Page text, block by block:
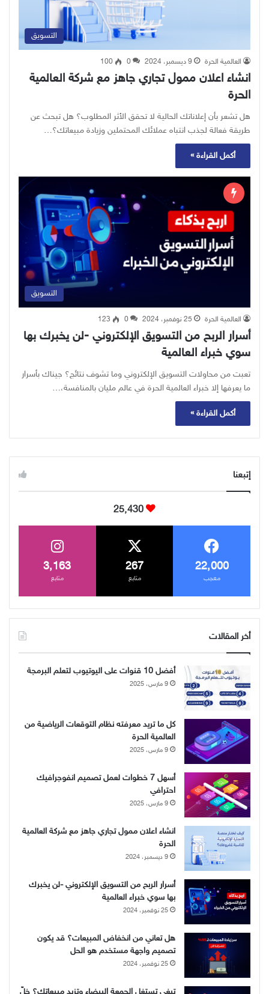
التسويق
العالمية الحرة 9 ديسمبر، 2024 0
100
انشاء اعلان ممول تجاري جاهز مع شركة العالمية
الحرة
هل تشعر بأن إعلاناتك الحالية لا تحقق الأثر المطلوب؟ هل تبحث عن
طريقة فعالة لجذب انتباه عملائك المحتملين وزيادة مبيعاتك؟…
أكمل القراءة »
التسويق
العالمية الحرة 25 نوفمبر، 2024 0
123
أسرار الربح من التسويق الإلكتروني -لن يخبرك بها
سوي خبراء العالمية
تعبت من محاولات التسويق الإلكتروني وما تشوف نتائج؟ جيناك بأسرار
ما يعرفها إلا خبراء العالمية الحرة في عالم مليان بالمنافسة،…
أكمل القراءة »
إتبعنا
25٬430
22٬000
معجب
267
متابع
3٬163
متابع
أخر المقالات
أفضل 10 قنوات على اليوتيوب لتعلم البرمجة
9 مارس، 2025
كل ما تريد معرفته نظام التوقعات الرياضية من
العالمية الحرة
9 مارس، 2025
أسهل 7 خطوات لعمل تصميم انفوجرافيك
احترافي
9 مارس، 2025
انشاء اعلان ممول تجاري جاهز مع شركة العالمية
الحرة
9 ديسمبر، 2024
أسرار الربح من التسويق الإلكتروني -لن يخبرك
بها سوي خبراء العالمية
25 نوفمبر، 2024
هل تعاني من انخفاض المبيعات؟ قد يكون
تصميم واجهة مستخدم هو الحل
25 نوفمبر، 2024
تبغى تستغل الجمعة البيضاء وتزيد مبيعاتك؟ خلّ